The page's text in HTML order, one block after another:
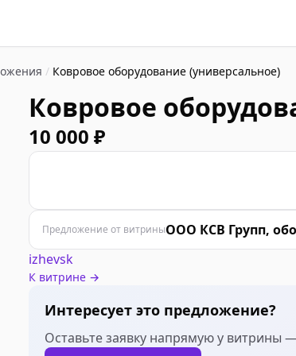
/ Ковровое оборудование (универсальное)
Ковровое
10 000 ₽
Предложение от витриныООО КСВ Групп,
izhevsk
К витрине →
Интересует это предложение?
Оставьте заявку напрямую у витрины